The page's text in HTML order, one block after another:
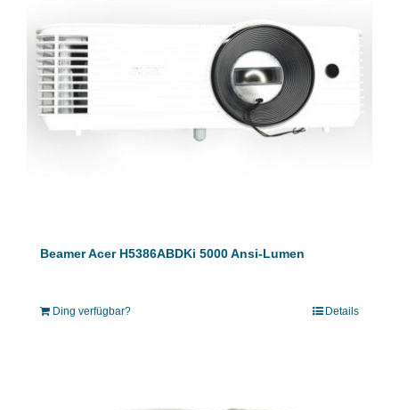
Beamer Acer H5386ABDKi 5000 Ansi-Lumen
Ding verfügbar? Details